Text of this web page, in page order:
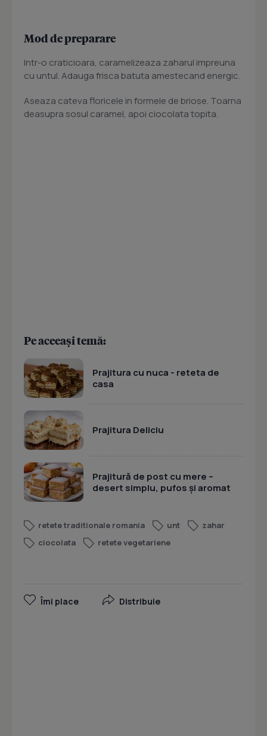
Mod de preparare
Intr-o craticioara, caramelizeaza zaharul impreuna
cu untul. Adauga frisca batuta amestecand energic.
Aseaza cateva floricele in formele de briose. Toarna
deasupra sosul caramel, apoi ciocolata topita.
Pe aceeași temă:
Prajitura cu nuca - reteta de
casa
Prajitura Deliciu
Prajitură de post cu mere –
desert simplu, pufos și aromat
retete traditionale romania unt
zahar
ciocolata
retete vegetariene
Îmi place Distribuie